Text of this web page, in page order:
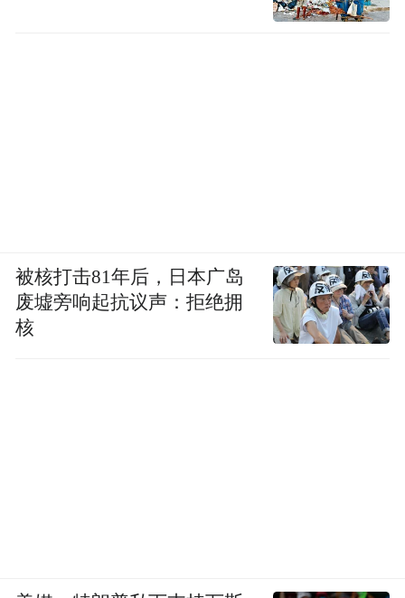
被核打击81年后，日本广岛
废墟旁响起抗议声：拒绝拥
核